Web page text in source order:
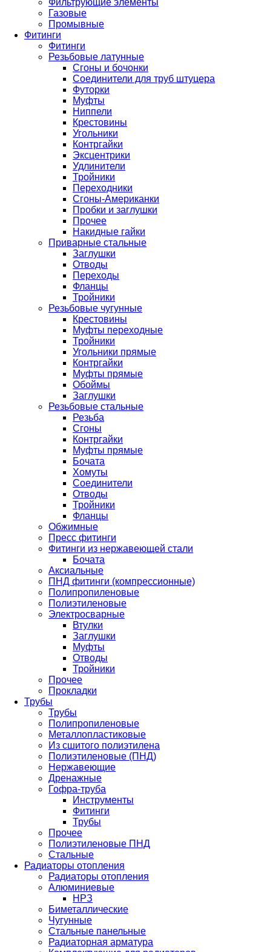
Фильтрующие элементы
Газовые
Промывные
Фитинги
Фитинги
Резьбовые латунные
Сгоны и бочонки
Соединители для труб штуцера
Футорки
Муфты
Ниппели
Крестовины
Угольники
Контргайки
Эксцентрики
Удлинители
Тройники
Переходники
Сгоны-Американки
Пробки и заглушки
Прочее
Накидные гайки
Приварные стальные
Заглушки
Отводы
Переходы
Фланцы
Тройники
Резьбовые чугунные
Крестовины
Муфты переходные
Тройники
Угольники прямые
Контргайки
Муфты прямые
Обоймы
Заглушки
Резьбовые стальные
Резьба
Сгоны
Контргайки
Муфты прямые
Бочата
Хомуты
Соединители
Отводы
Тройники
Фланцы
Обжимные
Пресс фитинги
Фитинги из нержавеющей стали
Бочата
Аксиальные
ПНД фитинги (компрессионные)
Полипропиленовые
Полиэтиленовые
Электросварные
Втулки
Заглушки
Муфты
Отводы
Тройники
Прочее
Прокладки
Трубы
Трубы
Полипропиленовые
Металлопластиковые
Из сшитого полиэтилена
Полиэтиленовые (ПНД)
Нержавеющие
Дренажные
Гофра-труба
Инструменты
Фитинги
Трубы
Прочее
Полиэтиленовые ПНД
Стальные
Радиаторы отопления
Радиаторы отопления
Алюминиевые
НРЗ
Биметаллические
Чугунные
Стальные панельные
Радиаторная арматура